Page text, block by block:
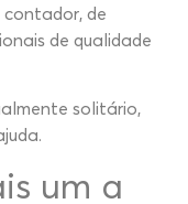
contador, de
de qualidade
solitário,
um a